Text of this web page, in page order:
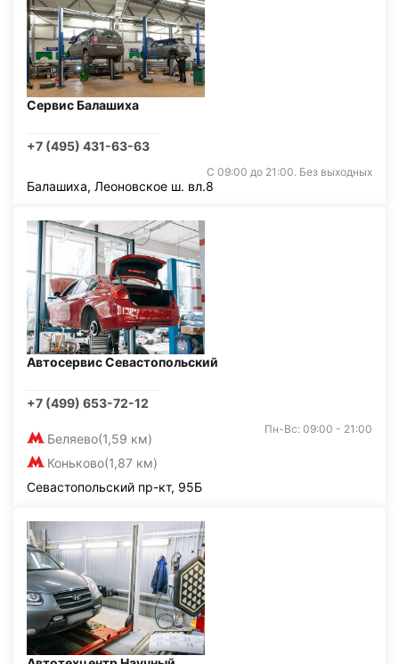
Сервис Балашиха
+7 (495) 431-63-63
С 09:00 до 21:00. Без выходных
Балашиха, Леоновское ш. вл.8
Автосервис Севастопольский
+7 (499) 653-72-12
Беляево(1,59 км)
Коньково(1,87 км)
Пн-Вс: 09:00 - 21:00
Севастопольский пр-кт, 95Б